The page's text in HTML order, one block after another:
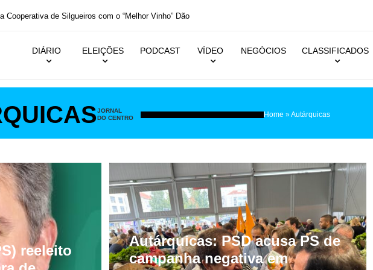
Silgueiros com o “Melhor Vinho” Dão
DIÁRIO ELEIÇÕES PODCAST VÍDEO NEGÓCIOS CLASSIFICADOS
JORNAL
DO CENTRO
Home »Autárquicas
reeleito
Autárquicas: PSD acusa PS de
campanha negativa em